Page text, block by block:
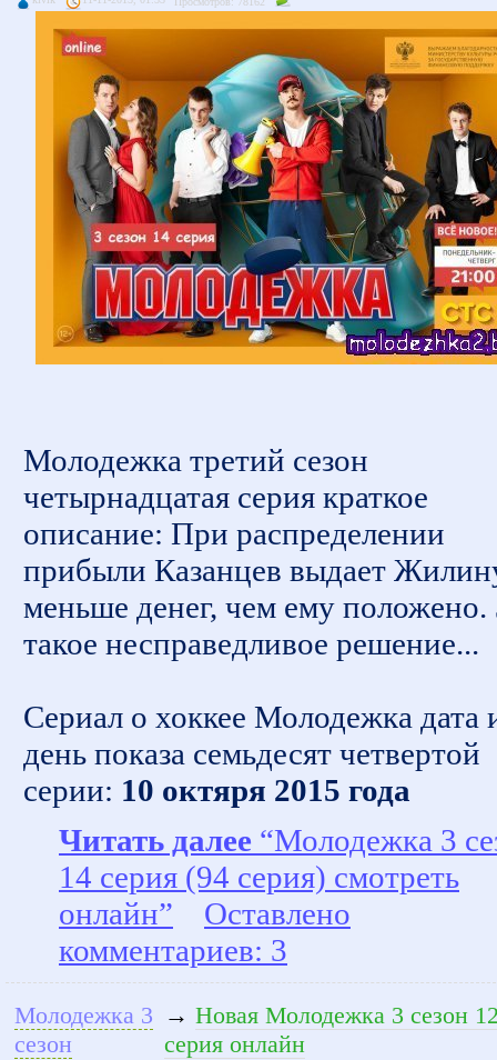
Молодежка третий сезон
четырнадцатая серия краткое
описание: При распределении
прибыли Казанцев выдает
меньше денег, чем ему положено.
такое несправедливое решение...
Сериал о хоккее Молодежка дата
день показа семьдесят четвертой
серии: 10 октяря 2015 года
Читать далее “Молодежка 3
14 серия (94 серия) смотреть
онлайн”
Оставлено
комментариев: 3
Молодежка 3
сезон
→ Новая Молодежка 3 сезон
серия онлайн